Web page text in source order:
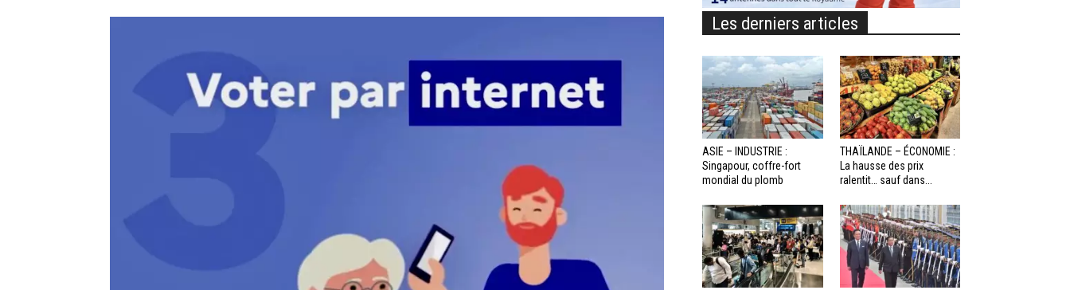
Les derniers articles
ASIE – INDUSTRIE :
Singapour, coffre-fort
mondial du plomb
THAÏLANDE – ÉCONOMIE :
La hausse des prix
ralentit… sauf dans...